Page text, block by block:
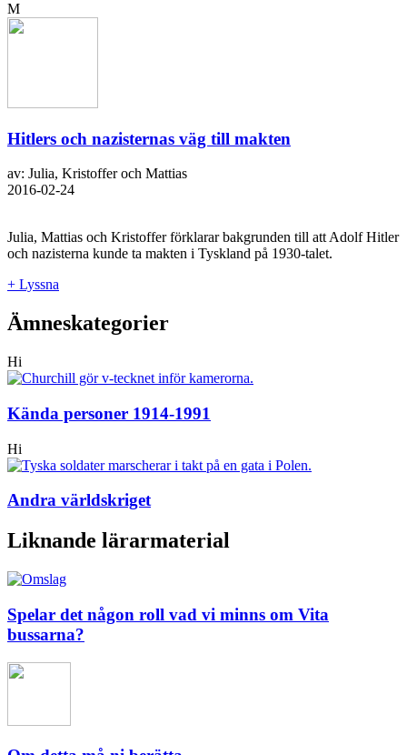
M
Hitlers och nazisternas väg till makten
av: Julia, Kristoffer och Mattias
2016-02-24
Julia, Mattias och Kristoffer förklarar bakgrunden till att Adolf Hitler
och nazisterna kunde ta makten i Tyskland på 1930-talet.
+ Lyssna
Ämneskategorier
Hi
Kända personer 1914-1991
Hi
Andra världskriget
Liknande lärarmaterial
Spelar det någon roll vad vi minns om Vita
bussarna?